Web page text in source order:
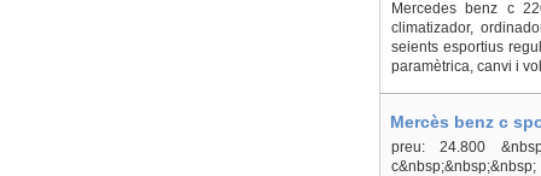
Mercedes benz c
climatizador,
seients esportius
paramètrica, canvi i
Mercès benz c
preu: 24.800